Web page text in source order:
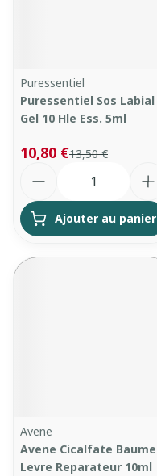
Puressentiel
Puressentiel Sos Labial
Gel 10 Hle Ess. 5ml
13,50 €
10,80 €
Ajouter au panier
Avene
Avene Cicalfate Baume
Levre Reparateur 10ml